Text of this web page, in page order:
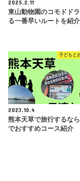
2025.2.11
東山動物園のコモドド
る一番早いルートを紹介
子どもと
2023.10.4
熊本天草で旅行するな
でおすすめコース紹介